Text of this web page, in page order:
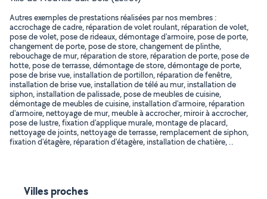
Autres exemples de prestations réalisées par nos membres :
accrochage de cadre, réparation de volet roulant, réparation de volet,
pose de volet, pose de rideaux, démontage d'armoire, pose de porte,
changement de porte, pose de store, changement de plinthe,
rebouchage de mur, réparation de store, réparation de porte, pose de
hotte, pose de terrasse, démontage de store, démontage de porte,
pose de brise vue, installation de portillon, réparation de fenêtre,
installation de brise vue, installation de télé au mur, installation de
siphon, installation de palissade, pose de meubles de cuisine,
démontage de meubles de cuisine, installation d'armoire, réparation
d'armoire, nettoyage de mur, meuble à accrocher, miroir à accrocher,
pose de lustre, fixation d'applique murale, montage de placard,
nettoyage de joints, nettoyage de terrasse, remplacement de siphon,
fixation d'étagère, réparation d'étagère, installation de chatière, ..
Villes proches